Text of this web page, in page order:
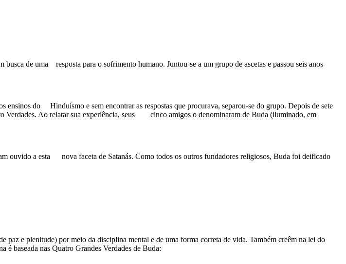
de uma resposta para o sofrimento humano. Juntou-se a um grupo de ascetas e passou seis anos
ensinos do Hinduísmo e sem encontrar as respostas que procurava, separou-se do grupo. Depois de sete
Ao relatar sua experiência, seus cinco amigos o denominaram de Buda (iluminado, em
ouvido a esta nova faceta de Satanás. Como todos os outros fundadores religiosos, Buda foi deificado
e plenitude) por meio da disciplina mental e de uma forma correta de vida. Também creêm na lei do
baseada nas Quatro Grandes Verdades de Buda: